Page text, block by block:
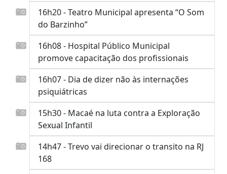
16h20 - Teatro Municipal apresenta “O Som
do Barzinho”
16h08 - Hospital Público Municipal
promove capacitação dos profissionais
16h07 - Dia de dizer não às internações
psiquiátricas
15h30 - Macaé na luta contra a Exploração
Sexual Infantil
14h47 - Trevo vai direcionar o transito na RJ
168